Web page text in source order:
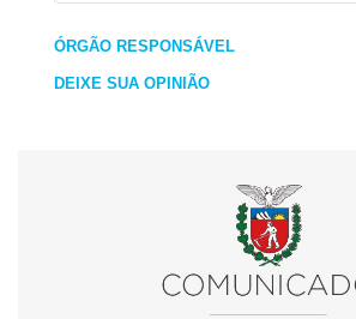
ÓRGÃO RESPONSÁVEL
DEIXE SUA OPINIÃO